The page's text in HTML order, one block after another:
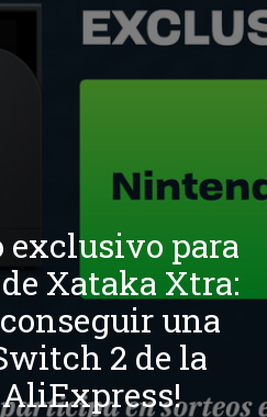
exclusivo para
Xataka Xtra:
una
2 de la